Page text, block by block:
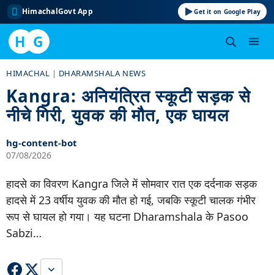
HimachalGovt App Get it on Google Play
H G
content
HIMACHAL | DHARAMSHALA NEWS
Kangra: अनियंत्रित स्कूटी सड़क से
नीचे गिरी, युवक की मौत, एक घायल
hg-content-bot
07/08/2026
हादसे का विवरण Kangra जिले में सोमवार रात एक दर्दनाक सड़क
हादसे में 23 वर्षीय युवक की मौत हो गई, जबकि स्कूटी चालक गंभीर
रूप से घायल हो गया। यह घटना Dharamshala के Pasoo
Sabzi…